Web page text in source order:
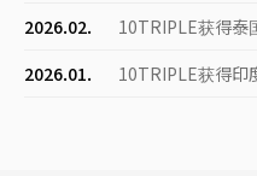
2026.02.
10TRIPLE获得泰
2026.01.
10TRIPLE获得印